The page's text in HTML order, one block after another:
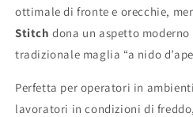
per
l’inverno
per
l’inverno
ottimale di fronte e orecchie,
Stitch dona un aspetto
tradizionale maglia “a nido
Perfetta per operatori in
lavoratori in condizioni di